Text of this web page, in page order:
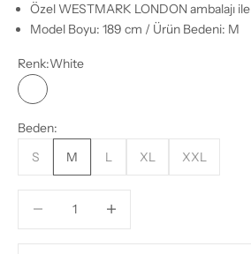
Özel WESTMARK LONDON ambalajı ile
Model Boyu: 189 cm / Ürün Bedeni: M
Renk:White
White
Beden:
S
M L XL XXL